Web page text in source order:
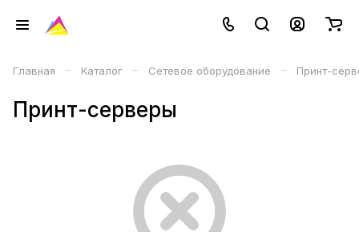
Главная – Каталог – Сетевое оборудование – Принт-
Принт-серверы